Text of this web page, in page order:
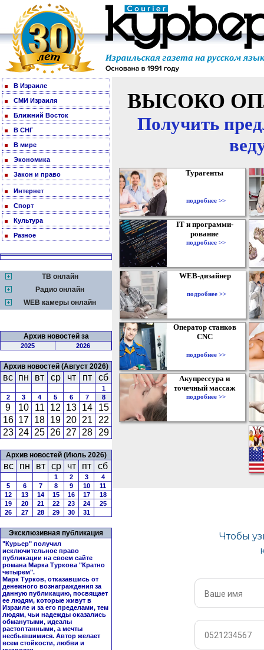
В Израиле
СМИ Израиля
Ближний Восток
В СНГ
В мире
Экономика
Закон и право
Интернет
Спорт
Культура
Разное
ТВ онлайн
Радио онлайн
WEB камеры онлайн
Архив новостей за
2025 2026
Архив новостей (Август 2026)
вс пн вт ср чт пт сб
1
2
3 4 5 6 7 8
9 10 11 12 13 14
15
16 17 18 19 20 21
22
23 24 25 26 27 28 29
Архив новостей (Июль 2026)
вс пн вт ср чт пт сб
1 2 3
4
5
6 7 8 9 10
11
12
13 14 15 16 17
18
19
20 21 22 23 24
25
26
27 28 29 30 31
Эксклюзивная публикация
"Курьер" получил
исключительное право
публикации на своем сайте
романа Марка Туркова "Кратно
четырем".
Марк Турков, отказавшись от
денежного вознаграждения за
данную публикацию, посвящает
ее людям, которые живут в
Израиле и за его пределами, тем
людям, чьи надежды оказались
обманутыми, идеалы
растоптанными, а мечты
несбывшимися. Автор желает
всем стойкости, любви и
ВЫСОКО
Получить
Турагенты
подробнее >>
IT и программи-
рование
подробнее >>
WEB-дизайнер
подробнее >>
Оператор станков
CNC
подробнее >>
Акупрессура и
точечный массаж
подробнее >>